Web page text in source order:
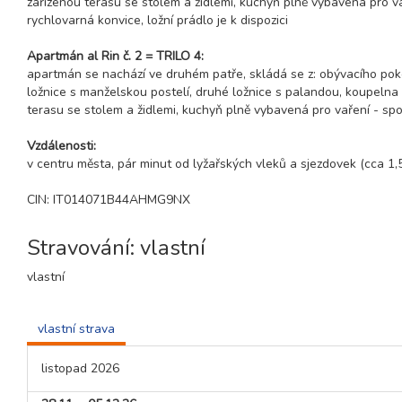
rychlovarná konvice, ložní prádlo je k dispozici
Apartmán al Rin č. 2 = TRILO 4:
apartmán se nachází ve druhém patře, skládá se z: obývacího
ložnice s manželskou postelí, druhé ložnice s palandou,
terasu se stolem a židlemi, kuchyň plně vybavená pro vaření -
Vzdálenosti:
v centru města, pár minut od lyžařských vleků a sjezdovek (cca
CIN: IT014071B44AHMG9NX
Stravování: vlastní
vlastní
vlastní strava
listopad 2026